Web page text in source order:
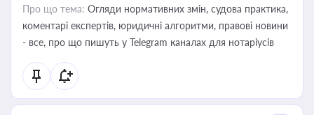
Про що тема: Огляди нормативних змін, судова практика,
коментарі експертів, юридичні алгоритми, правові новини
- все, про що пишуть у Telegram каналах для нотаріусів